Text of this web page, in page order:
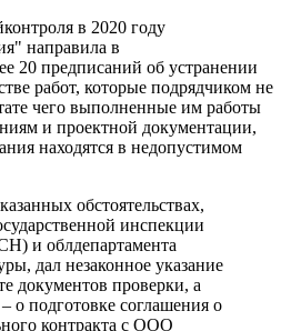
в 2020 году
направила в
20 предписаний об устранении
работ, которые подрядчиком не
чего выполненные им работы
и проектной документации,
находятся в недопустимом
обстоятельствах,
инспекции
и облдепартамента
дал незаконное указание
документов проверки, а
о подготовке соглашения о
контракта с ООО